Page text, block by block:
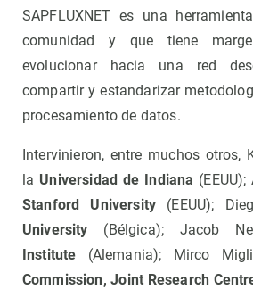
SAPFLUXNET es una
comunidad y que tiene
evolucionar hacia una red
compartir y estandarizar
procesamiento de datos.
Intervinieron, entre muchos otros,
la Universidad de Indiana
Stanford University (EEUU);
University (Bélgica); Jacob
Institute (Alemania); Mirco
Commission, Joint Research